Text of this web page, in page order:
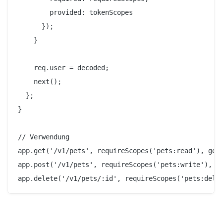
        provided: tokenScopes
      });
    }
    req.user = decoded;
    next();
  };
}
// Verwendung
app.get('/v1/pets', requireScopes('pets:read'),
app.post('/v1/pets', requireScopes('pets:write'),